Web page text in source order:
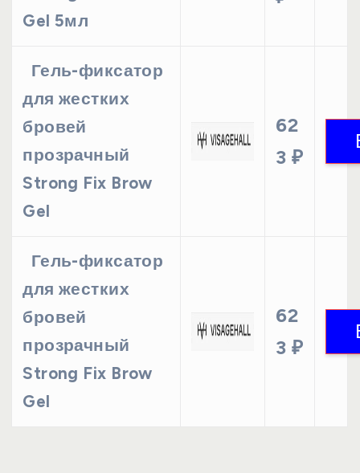
Gel 5мл
Гель-фиксатор
для жестких
бровей
прозрачный
Strong Fix Brow
Gel
62
3 ₽
Гель-фиксатор
для жестких
бровей
прозрачный
Strong Fix Brow
Gel
62
3 ₽